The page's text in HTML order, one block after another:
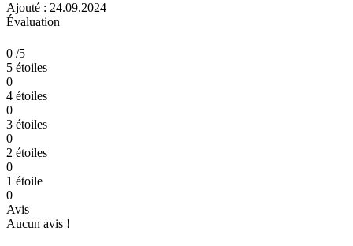
Ajouté : 24.09.2024
Évaluation
0 /5
5 étoiles
0
4 étoiles
0
3 étoiles
0
2 étoiles
0
1 étoile
0
Avis
Aucun avis !